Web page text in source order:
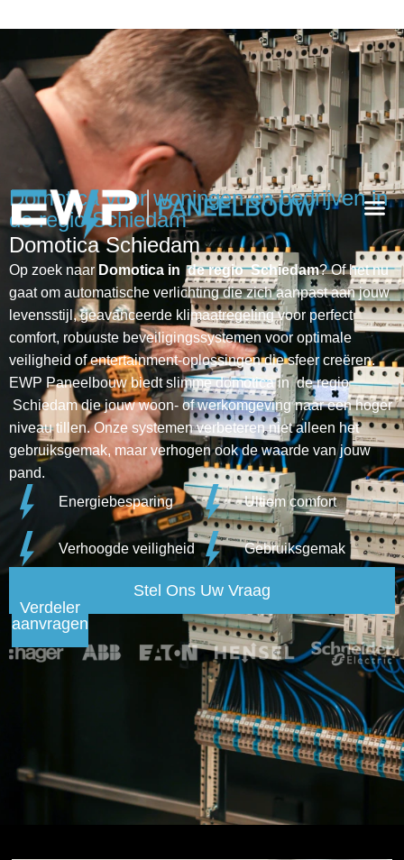
Verdeler
aanvragen
Domotica voor woningen en bedrijven in
de regio Schiedam
Domotica Schiedam
Op zoek naar Domotica in de regio Schiedam? Of het nu
gaat om automatische verlichting die zich aanpast aan jouw
levensstijl, geavanceerde klimaatregeling voor perfect
comfort, robuuste beveiligingssystemen voor optimale
veiligheid of entertainment-oplossingen die sfeer creëren.
EWP Paneelbouw biedt slimme domotica in de regio
Schiedam die jouw woon- of werkomgeving naar een hoger
niveau tillen. Onze systemen verbeteren niet alleen het
gebruiksgemak, maar verhogen ook de waarde van jouw
pand.
Energiebesparing
Verhoogde veiligheid
Ultiem comfort
Gebruiksgemak
Stel Ons Uw Vraag